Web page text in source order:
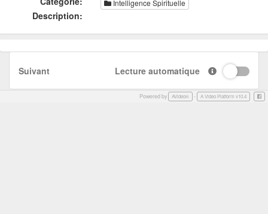
Intelligence Spirituelle
Description:
Suivant Lecture automatique
Powered by AVideo® - A Video Platform v10.4